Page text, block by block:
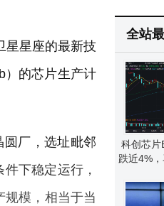
星星座的最新技
）的芯片生产计
厂，选址毗邻
下稳定运行，
规模，相当于当
全站
科创芯片
跌近4%，